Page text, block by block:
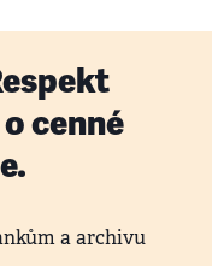
cenné
a archivu